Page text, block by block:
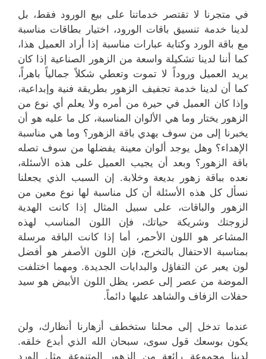
في متجرنا لا تقتصر خدماتنا على بيع الورود فقط، بل
لدينا خدمة تنسيق باقات الورود، اختيار بطاقات مناسبة
مع باقة الورد وكتابة عبارات مناسبة إذا أراد العميل هذا،
كما أننا لدينا تشكيلة واسعة من الزهور الصناعية إذا كان
يريد العميل وروداً لا تموت وتعطي شكلاً جمالياً باهراً،
كما أن لدينا خدمة تجفيف الزهور بطريقة فنية وإبداعية،
وإذا كان العميل في حيرة من أمره ولا يعلم أي نوع من
الزهور يختار وما هي الألوان المناسبة، كل ما عليه هو أن
يخبرنا إلى من سوف يهدي باقة الزهور؟ وما هي مناسبة
الإهداء؟ وهل يوجد ألوان معينة يفضلها من سوف تصله
باقة الزهور؟ وبعد أن يجيب العميل على هذه الأسئلة،
نعده بباقة زهور بديعة وخلابة. إن السبب الذي يجعلنا
نسأل كل هذه الأسئلة أن كل مناسبة لها نوع معين من
الزهور والباقات، على سبيل المثال إذا كانت الهدية
لزوجتك وشريكة حياتك، فإن اللون المناسب لهذه
المشاعر هو اللون الأحمر، أما إذا كانت الباقة مرسلة
بمناسبة الاحتفال بالتخرج، فإن اللون الأصفر هو أفضل
لون يعبر عن التفاؤل والبدايات الجديدة. ومهما اختلفت
الموضة من عصر إلى عصر، يظل اللون الأبيض هو سيد
حفلات الزفاف والشاهد عليها دائماً.
عندما تدخل إلى محلنا ستخطف أزهارنا أنظارك، ولن
يكون بوسعك قول سوى، سبحان الله الذي أبدع خلقه.
لدينا مجموعة رائعة من الزهور المتنوعة مثل الورد